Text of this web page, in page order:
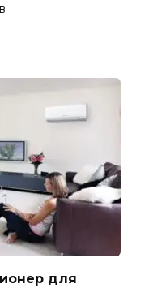
для